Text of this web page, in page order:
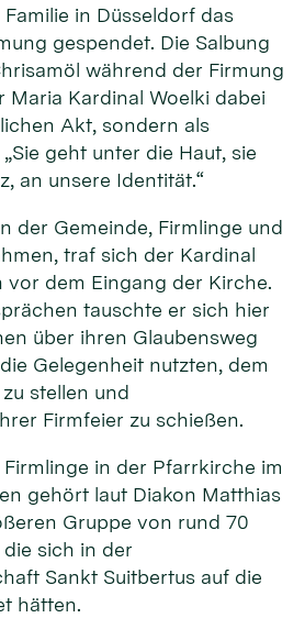
in Düsseldorf das
gespendet. Die Salbung
während der Firmung
Maria Kardinal Woelki dabei
Akt, sondern als
geht unter die Haut, sie
an unsere Identität.“
der Gemeinde, Firmlinge und
traf sich der Kardinal
vor dem Eingang der Kirche.
tauschte er sich hier
über ihren Glaubensweg
Gelegenheit nutzten, dem
stellen und
Firmfeier zu schießen.
in der Pfarrkirche im
gehört laut Diakon Matthias
Gruppe von rund 70
sich in der
Sankt Suitbertus auf die
hätten.